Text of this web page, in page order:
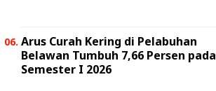
Arus Curah Kering di Pelabuhan
Belawan Tumbuh 7,66 Persen pada
Semester I 2026